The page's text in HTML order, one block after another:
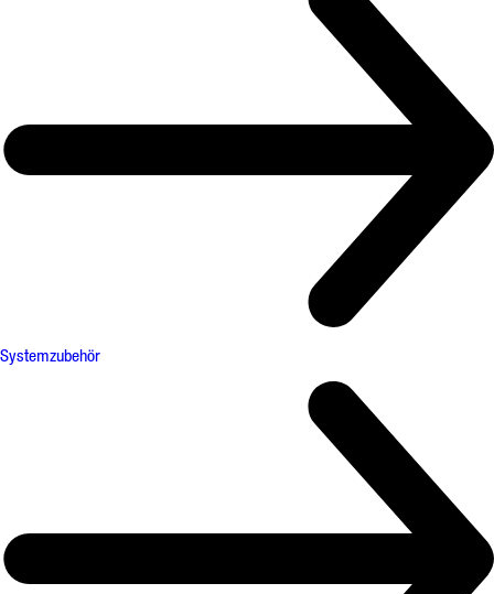
Systemzubehör